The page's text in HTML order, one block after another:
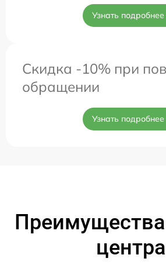
Узнать подробнее
Скидка -10% при
обращении
Узнать подробнее
центра